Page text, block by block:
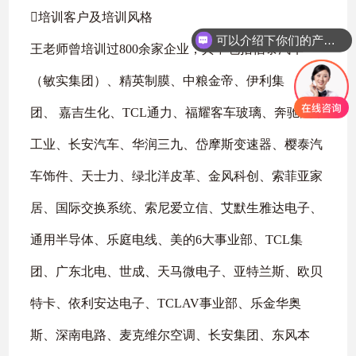
培训客户及培训风格
王老师曾培训过800余家企业，其中包括信泰汽车
（敏实集团）、精英制膜、中粮金帝、伊利集
团、 嘉吉生化、TCL通力、福耀客车玻璃、奔驰汽车
工业、长安汽车、华润三九、岱摩斯变速器、樱泰汽
车饰件、天士力、绿北洋皮革、金风科创、索菲亚家
居、国际交换系统、索尼爱立信、艾默生雅达电子、
通用半导体、乐庭电线、美的6大事业部、TCL集
团、广东北电、世成、天马微电子、亚特兰斯、欧贝
特卡、依利安达电子、TCLAV事业部、乐金华奥
斯、深南电路、麦克维尔空调、长安集团、东风本
可以介绍下你们的产品么
你们是怎么收费的呢